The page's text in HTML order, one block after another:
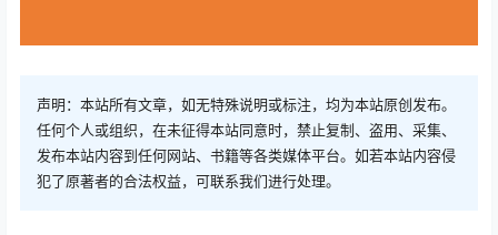
声明：本站所有文章，如无特殊说明或标注，均为本站原创发布。
任何个人或组织，在未征得本站同意时，禁止复制、盗用、采集、
发布本站内容到任何网站、书籍等各类媒体平台。如若本站内容侵
犯了原著者的合法权益，可联系我们进行处理。